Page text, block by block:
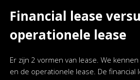
Financial lease
operationele lease
Er zijn 2 vormen van lease. We
en de operationele lease. De financial